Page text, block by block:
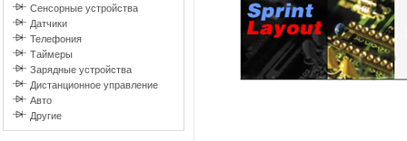
Сенсорные устройства
Датчики
Телефония
Таймеры
Зарядные устройства
Дистанционное управление
Авто
Другие